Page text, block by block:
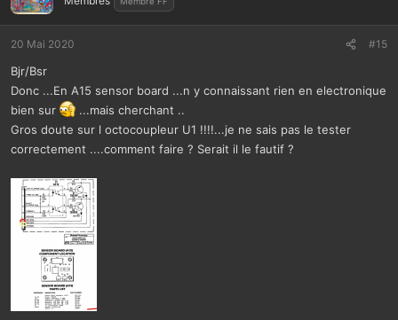
20 Mai 2020 #15
Bjr/Bsr
Donc ...En A15 sensor board ...n y connaissant rien en electronique
bien sur
...mais cherchant ..
Gros doute sur l octocoupleur U1 !!!!...je ne sais pas le tester
correctement ....comment faire ? Serait il le fautif ?